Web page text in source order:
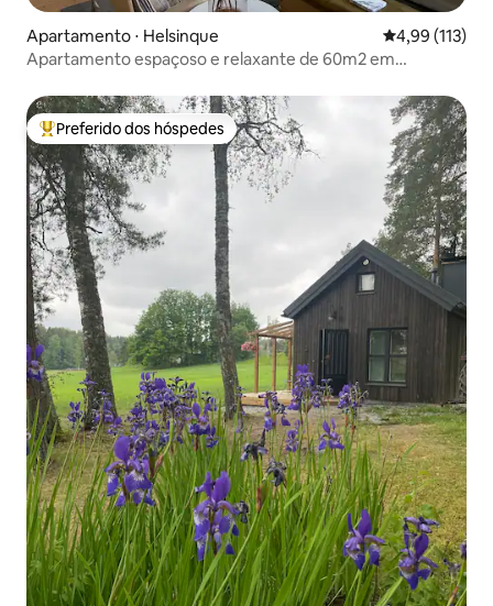
Apartamento ⋅ Helsinque 4,99 de uma
4,99 (113)
Apartamento espaçoso e relaxante de 60m2 em
Entre os melhores preferidos dos hóspedes
Preferido dos hóspedes